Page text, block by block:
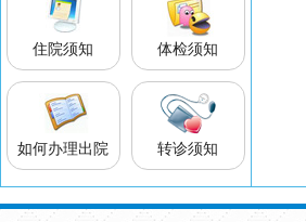
住院须知 体检须知
如何办理出院 转诊须知